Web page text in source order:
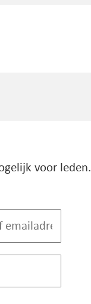
voor leden.